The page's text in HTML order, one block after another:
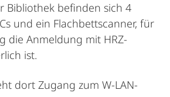
Bibliothek befinden sich 4
und ein Flachbettscanner, für
die Anmeldung mit HRZ-
ist.
dort Zugang zum W-LAN-